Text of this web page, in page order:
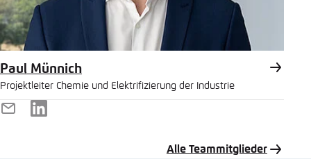
Paul Münnich
Projektleiter Chemie und Elektrifizierung der Industrie
E-
LinkedIn
Alle Teammitglieder